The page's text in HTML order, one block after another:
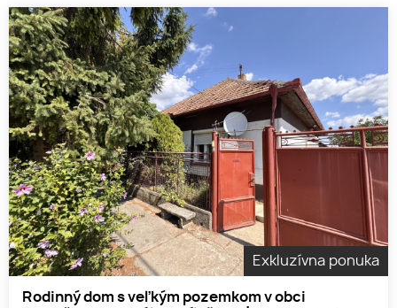
Exkluzívna ponuka
Rodinný dom s veľkým pozemkom v obci